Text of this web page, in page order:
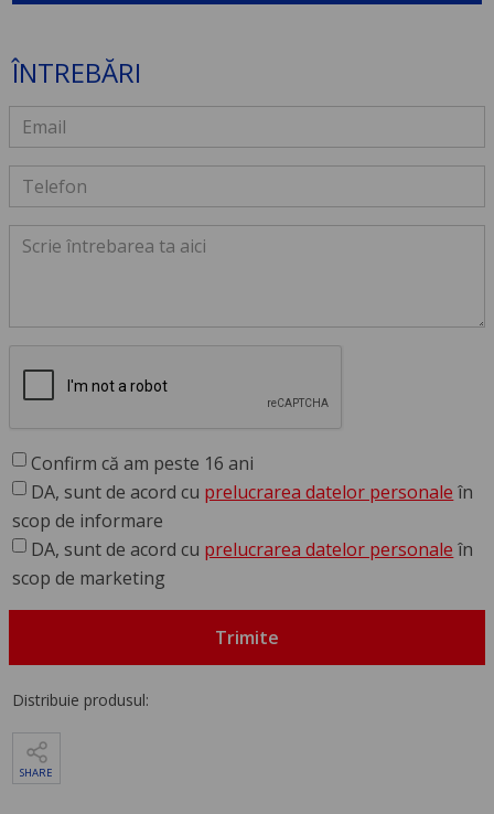
ÎNTREBĂRI
Confirm că am peste 16 ani
DA, sunt de acord cu prelucrarea datelor personale în
scop de informare
DA, sunt de acord cu prelucrarea datelor personale în
scop de marketing
Trimite
Distribuie produsul:
SHARE